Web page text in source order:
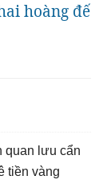
hoàng đế
quan lưu cẩn
tiền vàng